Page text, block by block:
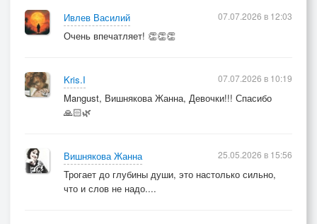
Там, где ужас на вкус стал похожим на дым,
Там уже ничего не спасёт от беды:
Мы теперь — колыбельная для тишины,
Сожми сердце моё изо всех своих сил.
Пусть вокруг — только тени и мёртвый асфальт,
Ивлев Василий
Очень впечатляет! 👏👏👏
07.07.2026 в 12:03
Kris.I
Mangust, Вишнякова Жанна, Девочки!!! Спасибо
🙏🏻🌿
07.07.2026 в 10:19
Вишнякова Жанна
Трогает до глубины души, это настолько сильно,
что и слов не надо....
25.05.2026 в 15:56